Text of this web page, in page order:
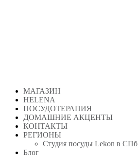
МАГАЗИН
HELENA
ПОСУДОТЕРАПИЯ
ДОМАШНИЕ АКЦЕНТЫ
КОНТАКТЫ
РЕГИОНЫ
Студия посуды Lekon в СПб
Блог